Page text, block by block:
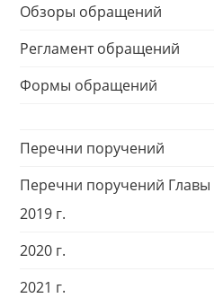
Обзоры обращений
Регламент обращений
Формы обращений
Перечни поручений
Перечни поручений
2019 г.
2020 г.
2021 г.